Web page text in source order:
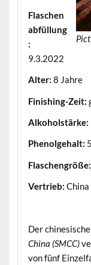
Flaschen
abfüllung
:
9.3.2022
Alter: 8 Jahre
Finishing-Zeit:
Alkoholstärke:
Phenolgehalt:
Flaschengröße:
Vertrieb: China
Der
China (SMCC)
von fünf